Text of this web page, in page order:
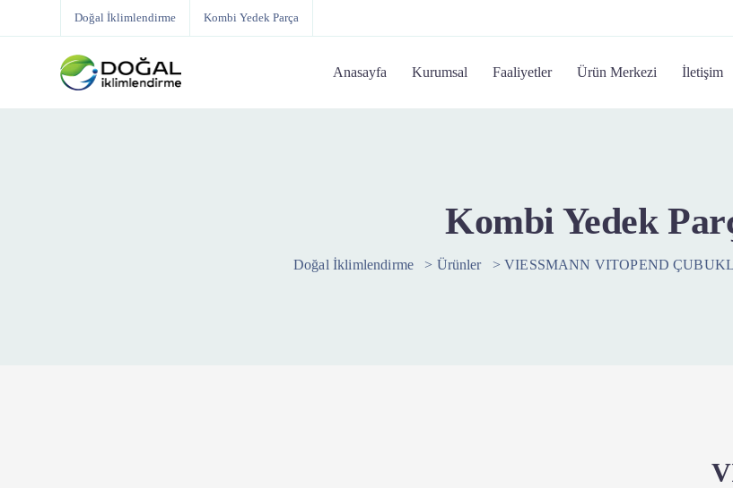
Doğal İklimlendirme Kombi Yedek Parça
Anasayfa Kurumsal Faaliyetler Ürün Merkezi İletişim
Kombi Yedek
Doğal İklimlendirme > Ürünler >VIESSMANN VITOPEND